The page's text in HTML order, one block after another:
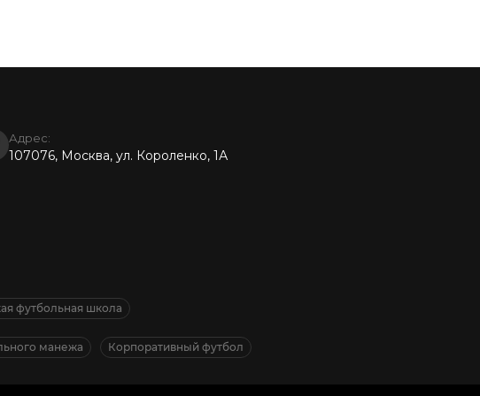
Адрес:
107076, Москва, ул. Короленко, 1А
футбольная школа
манежа Корпоративный футбол